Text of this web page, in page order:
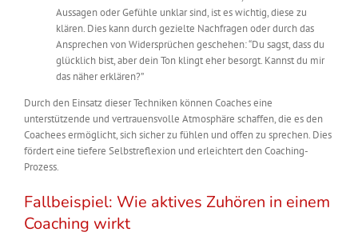
Aussagen oder Gefühle unklar sind, ist es wichtig, diese zu
klären. Dies kann durch gezielte Nachfragen oder durch das
Ansprechen von Widersprüchen geschehen: “Du sagst, dass du
glücklich bist, aber dein Ton klingt eher besorgt. Kannst du mir
das näher erklären?”
Durch den Einsatz dieser Techniken können Coaches eine
unterstützende und vertrauensvolle Atmosphäre schaffen, die es den
Coachees ermöglicht, sich sicher zu fühlen und offen zu sprechen. Dies
fördert eine tiefere Selbstreflexion und erleichtert den Coaching-
Prozess.
Fallbeispiel: Wie aktives Zuhören in einem
Coaching wirkt